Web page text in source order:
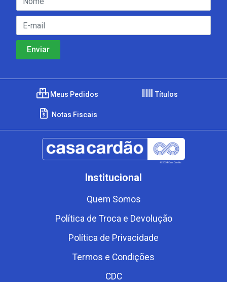
Meus Pedidos Títulos
Notas Fiscais
Institucional
Quem Somos
Política de Troca e Devolução
Política de Privacidade
Termos e Condições
CDC